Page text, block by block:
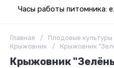
Часы работы питомника:
Главная / Плодовые культуры
Крыжовник
/ Крыжовник
Крыжовник